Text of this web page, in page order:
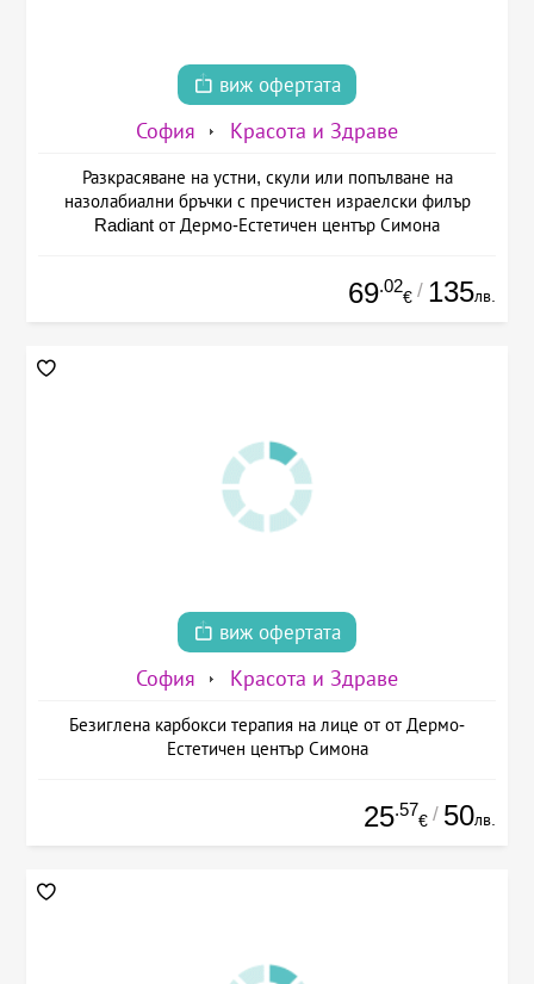
виж офертата
София Красота и Здраве
Разкрасяване на устни, скули или попълване на
назолабиални бръчки с пречистен израелски филър
Radiant от Дермо-Естетичен център Симона
69.02
€ / 135лв.
виж офертата
София Красота и Здраве
Безиглена карбокси терапия на лице от от Дермо-
Естетичен център Симона
25.57
€ / 50лв.